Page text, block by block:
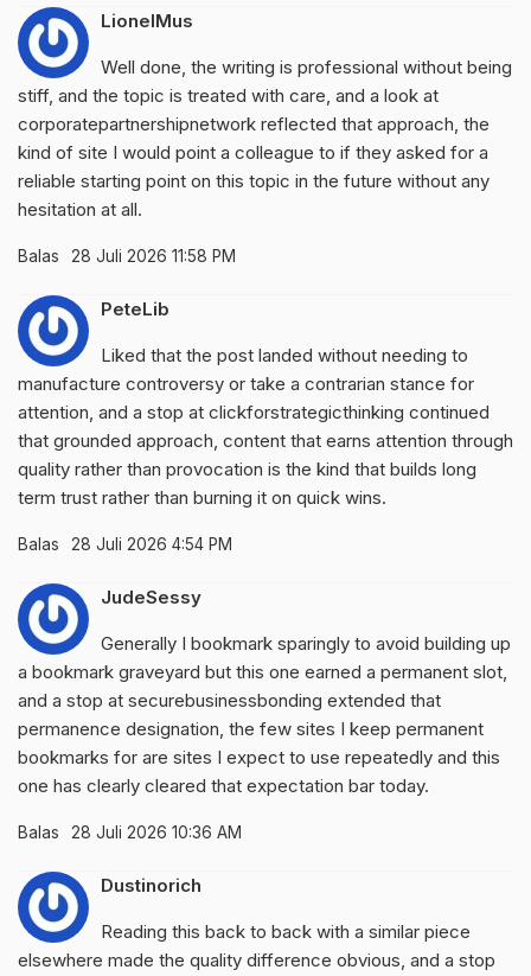
LionelMus
Well done, the writing is professional without being
stiff, and the topic is treated with care, and a look at
corporatepartnershipnetwork reflected that approach, the
kind of site I would point a colleague to if they asked for a
reliable starting point on this topic in the future without any
hesitation at all.
Balas 28 Juli 2026 11:58 PM
PeteLib
Liked that the post landed without needing to
manufacture controversy or take a contrarian stance for
attention, and a stop at clickforstrategicthinking continued
that grounded approach, content that earns attention through
quality rather than provocation is the kind that builds long
term trust rather than burning it on quick wins.
Balas 28 Juli 2026 4:54 PM
JudeSessy
Generally I bookmark sparingly to avoid building up
a bookmark graveyard but this one earned a permanent slot,
and a stop at securebusinessbonding extended that
permanence designation, the few sites I keep permanent
bookmarks for are sites I expect to use repeatedly and this
one has clearly cleared that expectation bar today.
Balas 28 Juli 2026 10:36 AM
Dustinorich
Reading this back to back with a similar piece
elsewhere made the quality difference obvious, and a stop